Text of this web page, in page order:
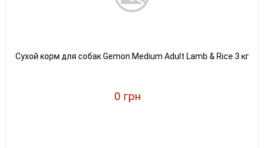
Сухой корм для собак Gemon Medium Adult Lamb & Rice 3 кг
0 грн